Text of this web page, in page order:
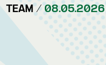
TEAM /